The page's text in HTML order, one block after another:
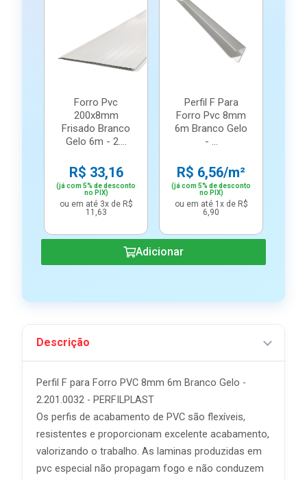
Forro Pvc
200x8mm
Frisado Branco
Gelo 6m - 2....
R$ 33,16
(já com 5% de desconto
no PIX)
ou em até 3x de R$
11,63
Perfil F Para
Forro Pvc 8mm
6m Branco Gelo
- ...
R$ 6,56/m²
(já com 5% de desconto
no PIX)
ou em até 1x de R$
6,90
Adicionar
Descrição
Perfil F para Forro PVC 8mm 6m Branco Gelo -
2.201.0032 - PERFILPLAST
Os perfis de acabamento de PVC são flexíveis,
resistentes e proporcionam excelente acabamento,
valorizando o trabalho. As laminas produzidas em
pvc especial não propagam fogo e não conduzem